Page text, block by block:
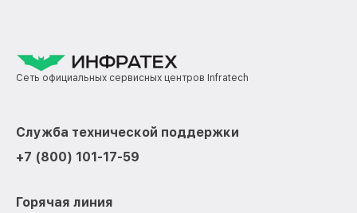
Сеть официальных сервисных центров Infratech
Служба технической поддержки
+7 (800) 101-17-59
Горячая линия